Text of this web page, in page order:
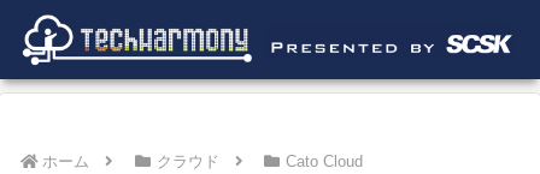
ホーム クラウド Cato Cloud